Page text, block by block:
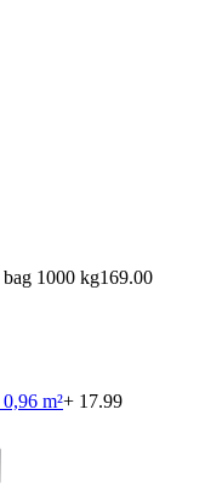
1000 kg169.00
m²+ 17.99